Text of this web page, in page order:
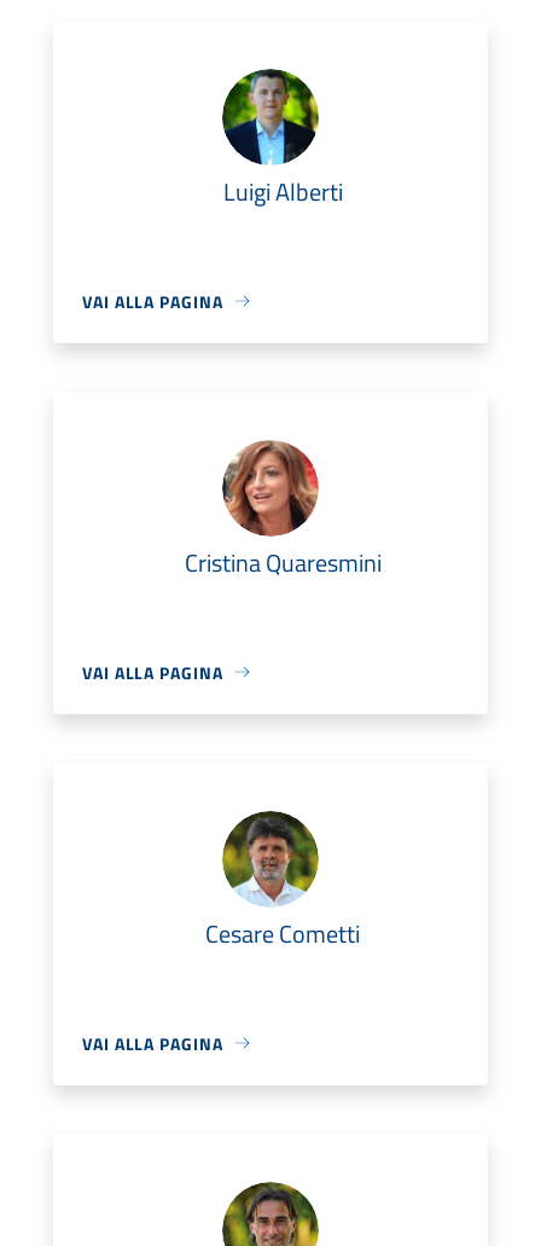
Luigi Alberti
VAI ALLA PAGINA
Cristina Quaresmini
VAI ALLA PAGINA
Cesare Cometti
VAI ALLA PAGINA